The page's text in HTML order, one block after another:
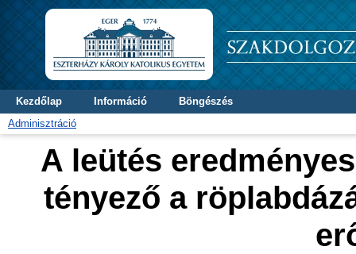
Kezdőlap Információ
Böngészés
Adminisztráció
A leütés
tényező a